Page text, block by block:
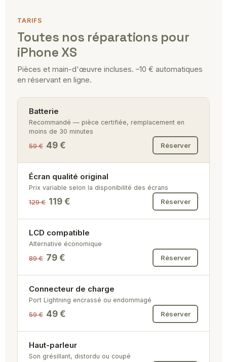
TARIFS
Toutes nos réparations pour
iPhone XS
Pièces et main-d'œuvre incluses. –10 € automatiques
en réservant en ligne.
Batterie
Recommandé — pièce certifiée, remplacement en
moins de 30 minutes
59 € 49 € Réserver
Écran qualité original
Prix variable selon la disponibilité des écrans
129 € 119 € Réserver
LCD compatible
Alternative économique
89 € 79 € Réserver
Connecteur de charge
Port Lightning encrassé ou endommagé
59 € 49 € Réserver
Haut-parleur
Son grésillant, distordu ou coupé